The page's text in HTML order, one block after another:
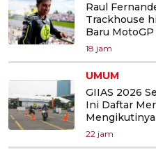
Raul
Trackhouse
Baru MotoGP
18 jam
UMUM
GIIAS 2026
Ini Daftar
Mengikutinya
22 jam